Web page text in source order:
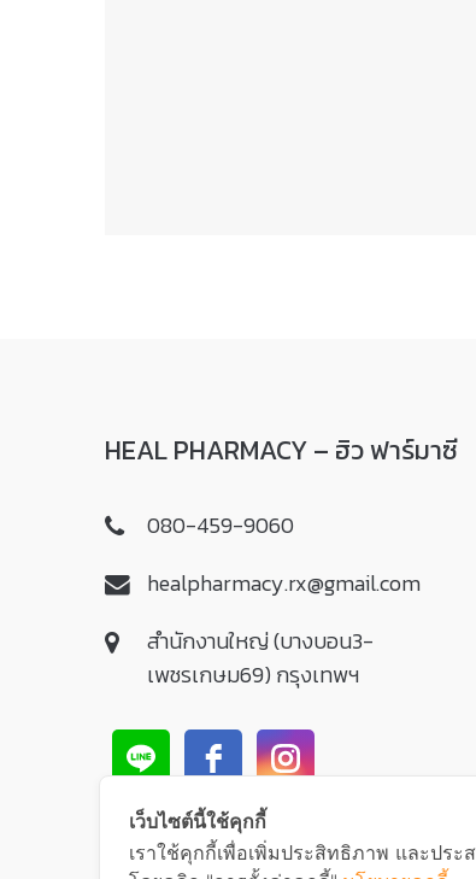
HEAL PHARMACY – ฮิว ฟาร์มาซี
080-459-9060
healpharmacy.rx@gmail.com
สำนักงานใหญ่ (บางบอน3-
เพชรเกษม69) กรุงเทพฯ
เว็บไซต์นี้ใช้คุกกี้
เราใช้คุกกี้เพื่อเพิ่มประสิทธิภาพ และปร